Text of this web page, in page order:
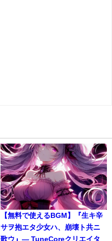
【無料で使えるBGM】『生キ辛
サヲ抱エタ少女ハ、崩壊ト共ニ
歌ウ』― TuneCoreクリエイタ